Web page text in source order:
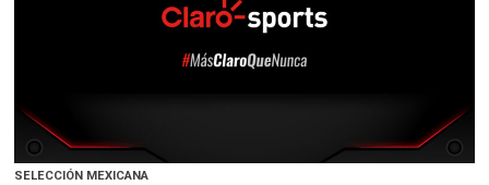
SELECCIÓN MEXICANA